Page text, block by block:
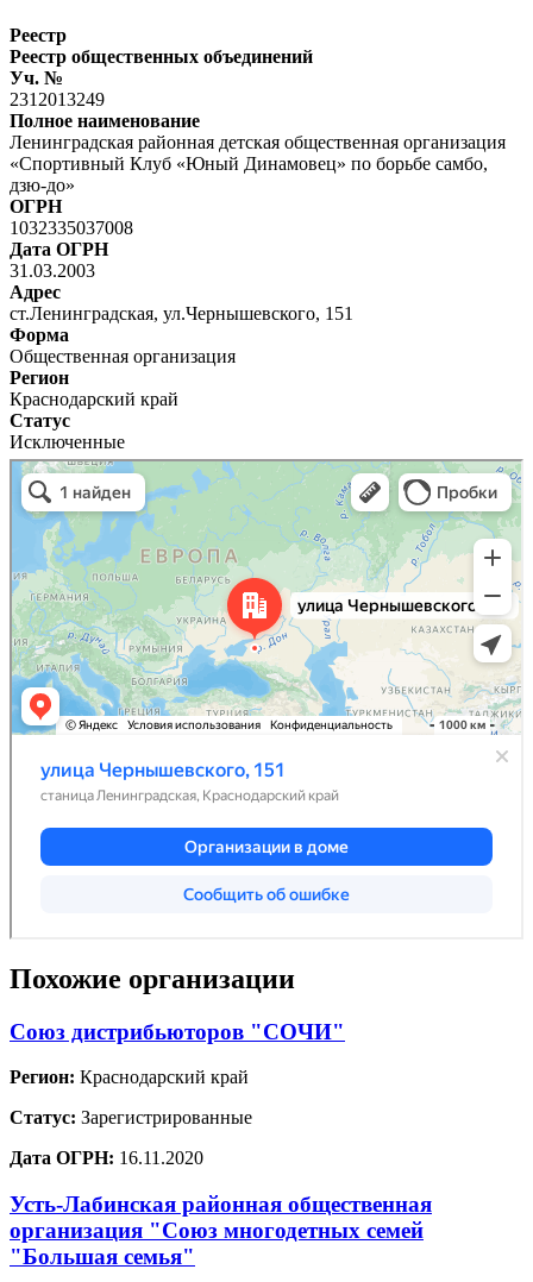
Реестр
Реестр общественных объединений
Уч. №
2312013249
Полное наименование
Ленинградская районная детская общественная организация
«Спортивный Клуб «Юный Динамовец» по борьбе самбо,
дзю-до»
ОГРН
1032335037008
Дата ОГРН
31.03.2003
Адрес
ст.Ленинградская, ул.Чернышевского, 151
Форма
Общественная организация
Регион
Краснодарский край
Статус
Исключенные
Похожие организации
Союз дистрибьюторов "СОЧИ"
Регион: Краснодарский край
Статус: Зарегистрированные
Дата ОГРН: 16.11.2020
Усть-Лабинская районная общественная
организация "Союз многодетных семей
"Большая семья"